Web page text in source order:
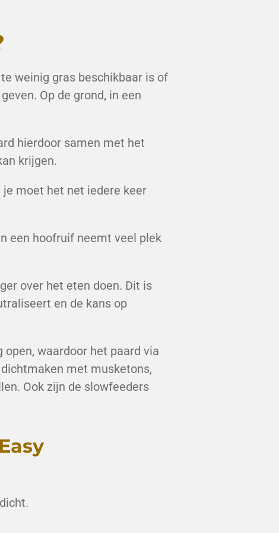
weinig gras beschikbaar is of
Op de grond, in een
hierdoor samen met het
krijgen.
moet het net iedere keer
een hoofruif neemt veel plek
over het eten doen. Dit is
en de kans op
waardoor het paard via
met musketons,
Ook zijn de slowfeeders